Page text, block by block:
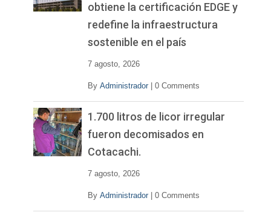
obtiene la certificación EDGE y
redefine la infraestructura
sostenible en el país
7 agosto, 2026
By Administrador 0 Comments
1.700 litros de licor irregular
fueron decomisados en
Cotacachi.
7 agosto, 2026
By Administrador 0 Comments